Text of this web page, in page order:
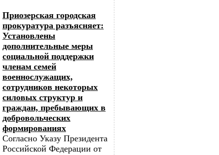
Приозерская городская
прокуратура разъясняет:
Установлены
дополнительные меры
социальной поддержки
членам семей
военнослужащих,
сотрудников некоторых
силовых структур и
граждан, пребывающих в
добровольческих
формированиях
Согласно Указу Президента
Российской Федерации от